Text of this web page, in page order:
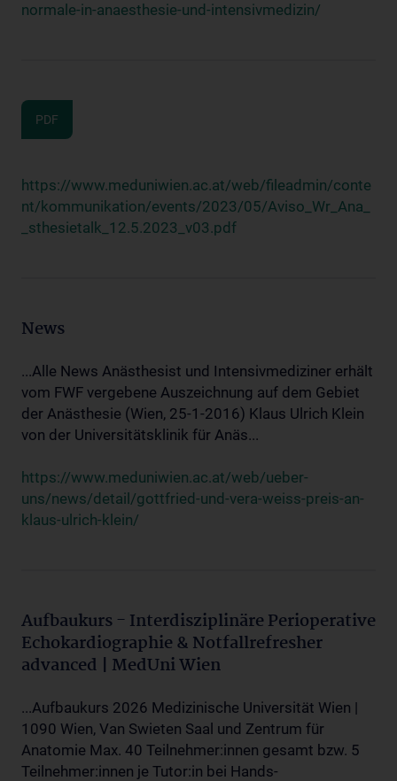
normale-in-anaesthesie-und-intensivmedizin/
PDF
https://www.meduniwien.ac.at/web/fileadmin/conte
nt/kommunikation/events/2023/05/Aviso_Wr_Ana_
_sthesietalk_12.5.2023_v03.pdf
News
...Alle News Anästhesist und Intensivmediziner erhält
vom FWF vergebene Auszeichnung auf dem Gebiet
der Anästhesie (Wien, 25-1-2016) Klaus Ulrich Klein
von der Universitätsklinik für Anäs...
https://www.meduniwien.ac.at/web/ueber-
uns/news/detail/gottfried-und-vera-weiss-preis-an-
klaus-ulrich-klein/
Aufbaukurs - Interdisziplinäre Perioperative
Echokardiographie & Notfallrefresher
advanced | MedUni Wien
...Aufbaukurs 2026 Medizinische Universität Wien |
1090 Wien, Van Swieten Saal und Zentrum für
Anatomie Max. 40 Teilnehmer:innen gesamt bzw. 5
Teilnehmer:innen je Tutor:in bei Hands-